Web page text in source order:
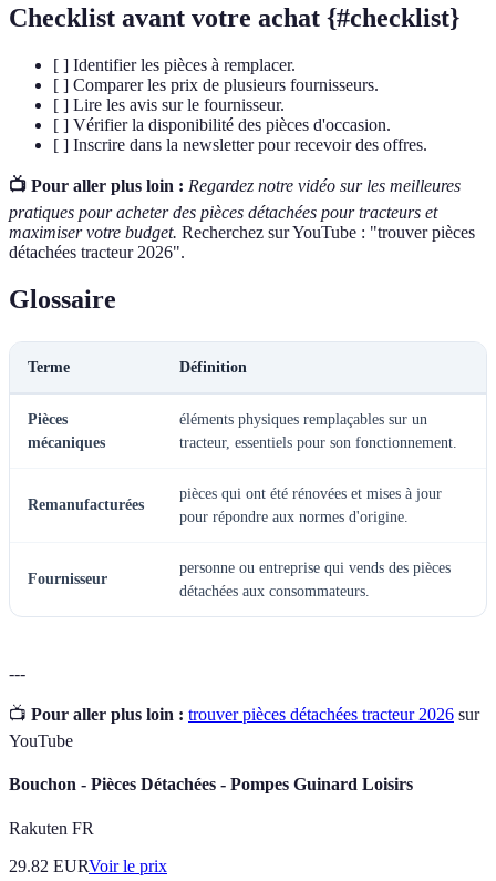
Checklist avant votre achat {#checklist}
[ ] Identifier les pièces à remplacer.
[ ] Comparer les prix de plusieurs fournisseurs.
[ ] Lire les avis sur le fournisseur.
[ ] Vérifier la disponibilité des pièces d'occasion.
[ ] Inscrire dans la newsletter pour recevoir des offres.
📺 Pour aller plus loin : Regardez notre vidéo sur les meilleures
pratiques pour acheter des pièces détachées pour tracteurs et
maximiser votre budget. Recherchez sur YouTube : "trouver pièces
détachées tracteur 2026".
Glossaire
Terme Définition
Pièces
mécaniques
éléments physiques remplaçables sur un
tracteur, essentiels pour son fonctionnement.
Remanufacturées
pièces qui ont été rénovées et mises à jour
pour répondre aux normes d'origine.
Fournisseur
personne ou entreprise qui vends des pièces
détachées aux consommateurs.
---
📺 Pour aller plus loin : trouver pièces détachées tracteur 2026 sur
YouTube
Bouchon - Pièces Détachées - Pompes Guinard Loisirs
Rakuten FR
29.82 EURVoir le prix